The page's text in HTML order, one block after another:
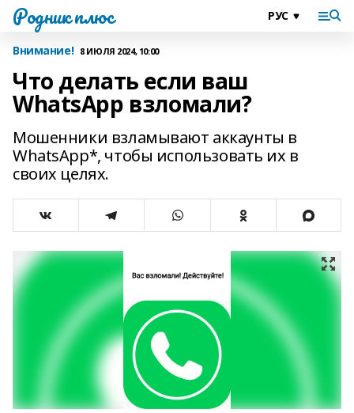
Родник плюс
Внимание! 8 ИЮЛЯ 2024, 10:00
Что делать если ваш
WhatsApp взломали?
Мошенники взламывают аккаунты в
WhatsApp*, чтобы использовать их в
своих целях.